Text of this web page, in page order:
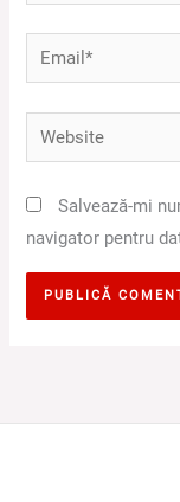
Email*
Website
Salvează-mi
navigator pentru